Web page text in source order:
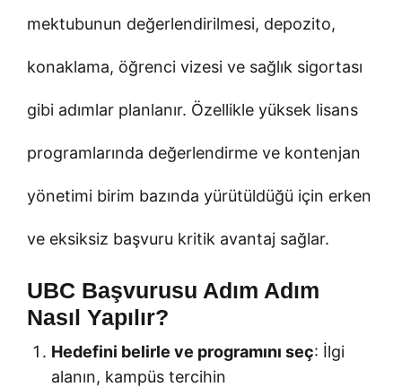
mektubunun değerlendirilmesi, depozito,
konaklama, öğrenci vizesi ve sağlık sigortası
gibi adımlar planlanır. Özellikle yüksek lisans
programlarında değerlendirme ve kontenjan
yönetimi birim bazında yürütüldüğü için erken
ve eksiksiz başvuru kritik avantaj sağlar.
UBC Başvurusu Adım Adım
Nasıl Yapılır?
Hedefini belirle ve programını seç: İlgi
alanın, kampüs tercihin